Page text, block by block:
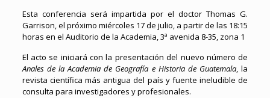
Esta conferencia será impartida por el doctor Thomas G.
Garrison, el próximo miércoles 17 de julio, a partir de las 18:15
horas en el Auditorio de la Academia, 3ª avenida 8-35, zona 1
El acto se iniciará con la presentación del nuevo número de
Anales de la Academia de Geografía e Historia de Guatemala, la
revista científica más antigua del país y fuente ineludible de
consulta para investigadores y profesionales.